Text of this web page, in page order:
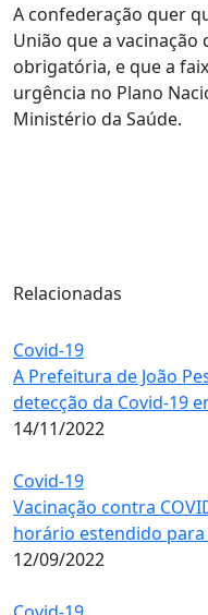
A confederação quer
União que a vacinação
obrigatória, e que a
urgência no Plano
Ministério da Saúde.
Relacionadas
Covid-19
A Prefeitura de João
detecção da Covid-19
14/11/2022
Covid-19
Vacinação contra
horário estendido para
12/09/2022